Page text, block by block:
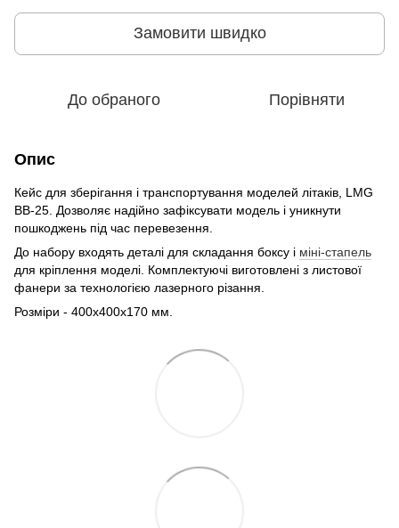
Замовити швидко
До обраного Порівняти
Опис
Кейс для зберігання і транспортування моделей літаків, LMG
BB-25. Дозволяє надійно зафіксувати модель і уникнути
пошкоджень під час перевезення.
До набору входять деталі для складання боксу і міні-стапель
для кріплення моделі. Комплектуючі виготовлені з листової
фанери за технологією лазерного різання.
Розміри - 400х400х170 мм.